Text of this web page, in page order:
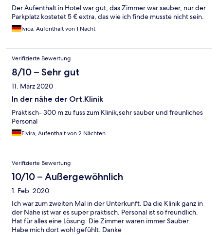
Der Aufenthalt in Hotel war gut, das Zimmer war sauber, nur der
Parkplatz kostetet 5 € extra, das wie ich finde musste nicht sein.
Ivica, Aufenthalt von 1 Nacht
Verifizierte Bewertung
8/10 – Sehr gut
11. März 2020
In der nähe der Ort.Klinik
Praktisch- 300 m zu fuss zum Klinik,sehr sauber und freunliches
Personal
Elvira, Aufenthalt von 2 Nächten
Verifizierte Bewertung
10/10 – Außergewöhnlich
1. Feb. 2020
Ich war zum zweiten Mal in der Unterkunft. Da die Klinik ganz in
der Nähe ist war es super praktisch. Personal ist so freundlich.
Hat für alles eine Lösung. Die Zimmer waren immer Sauber.
Habe mich dort wohl gefühlt. Danke